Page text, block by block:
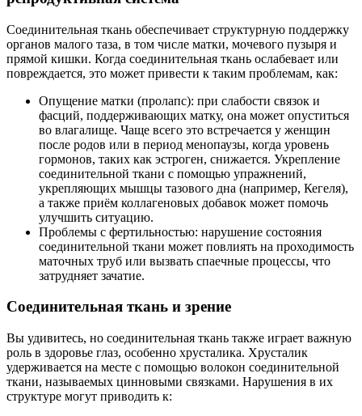
Соединительная ткань обеспечивает структурную поддержку
органов малого таза, в том числе матки, мочевого пузыря и
прямой кишки. Когда соединительная ткань ослабевает или
повреждается, это может привести к таким проблемам, как:
Опущение матки (пролапс): при слабости связок и
фасций, поддерживающих матку, она может опуститься
во влагалище. Чаще всего это встречается у женщин
после родов или в период менопаузы, когда уровень
гормонов, таких как эстроген, снижается. Укрепление
соединительной ткани с помощью упражнений,
укрепляющих мышцы тазового дна (например, Кегеля),
а также приём коллагеновых добавок может помочь
улучшить ситуацию.
Проблемы с фертильностью: нарушение состояния
соединительной ткани может повлиять на проходимость
маточных труб или вызвать спаечные процессы, что
затрудняет зачатие.
Соединительная ткань и зрение
Вы удивитесь, но соединительная ткань также играет важную
роль в здоровье глаз, особенно хрусталика. Хрусталик
удерживается на месте с помощью волокон соединительной
ткани, называемых цинновыми связками. Нарушения в их
структуре могут приводить к: